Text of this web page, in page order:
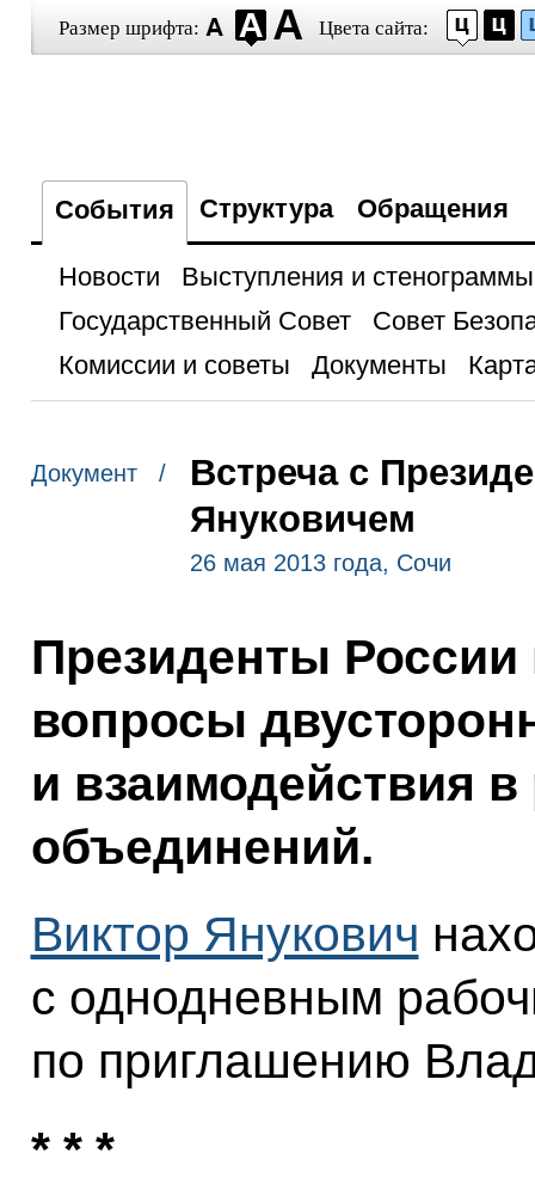
Размер шрифта: Цвета сайта:
События Структура Обращения
Новости
Выступления и стенограммы
Государственный Совет
Совет
Комиссии и советы
Документы
Документ /
Встреча с
Януковичем
26 мая 2013 года, Сочи
Президенты
вопросы
и взаимодействия
объединений.
Виктор Янукович
с однодневным
по приглашению
* * *